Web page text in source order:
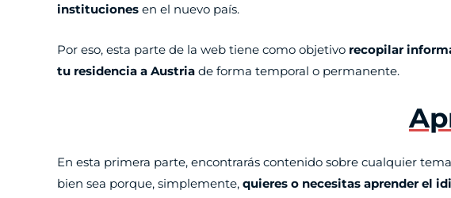
instituciones en el nuevo país.
Por eso, esta parte de la web tiene como objetivo recopilar
tu residencia a Austria de forma temporal o permanente.
En esta primera parte, encontrarás contenido sobre cualquier
bien sea porque, simplemente, quieres o necesitas aprender el